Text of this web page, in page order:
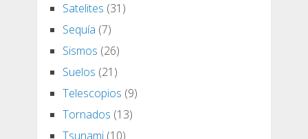
Satelites (31)
Sequía (7)
Sismos (26)
Suelos (21)
Telescopios (9)
Tornados (13)
Tsunami(10)